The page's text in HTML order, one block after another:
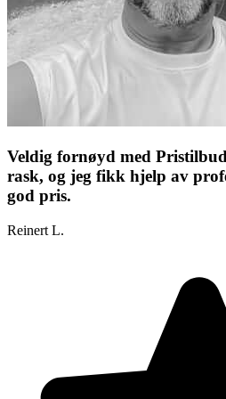
Veldig fornøyd med
rask, og jeg fikk hjelp av
god pris.
Reinert L.